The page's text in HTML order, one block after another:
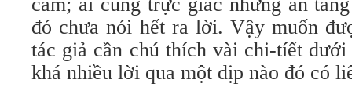
đó chưa nói hết ra lời. Vậy muốn
tác giả cần chú thích vài chi-tíết
khá nhiều lời qua một dịp nào đó có